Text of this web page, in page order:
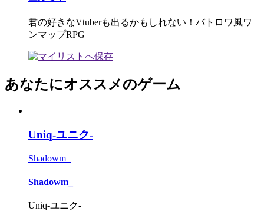
君の好きなVtuberも出るかもしれない！バトロワ風ワ
ンマップRPG
あなたにオススメのゲーム
Uniq-ユニク-
Shadowm_
Shadowm_
Uniq-ユニク-